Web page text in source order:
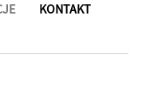
KONTAKT